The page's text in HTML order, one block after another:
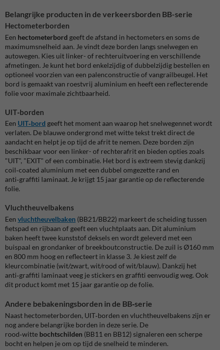
Belangrijke producten in de verkeersborden BB-serie
Hectometerborden
Een hectometerbord geeft de afstand in hectometers en soms de
maximumsnelheid aan. Je vindt deze borden langs snelwegen en
autowegen. Kies uit linker- of rechteruitvoering en verschillende
afmetingen. Je kunt het bord enkelzijdig of dubbelzijdig bestellen en
optioneel voorzien van een palenconstructie of vangrailbeugel. Het
bord is gemaakt van roestvrij aluminium en heeft een reflecterende
folie voor maximale zichtbaarheid.
UIT‑borden
Een UIT‑bord geeft het moment aan waarop het snelwegennet wordt
verlaten. De blauwe ondergrond met witte tekst trekt direct de
aandacht en helpt je op tijd de afrit te nemen. Deze borden zijn
beschikbaar voor een linker- of rechterafrit en bieden opties zoals
"UIT", "EXIT" of een combinatie. Het bord is extreem stevig dankzij
coil‑coated aluminium met een dubbel omgezette rand en
anti‑graffiti laminaat. Je krijgt 15 jaar garantie op de reflecterende
folie.
Vluchtheuvelbakens
Een vluchtheuvelbaken (BB21/BB22) markeert de scheiding tussen
fietspad en rijbaan of geeft een vluchtplaats aan. Dit aluminium
baken heeft twee kunststof deksels en wordt geleverd met een
buispaal en grondanker of breekboutconstructie. De zuil is Ø160 mm
en 800 mm hoog en reflecteert in klasse 3. Je kiest zelf de
kleurcombinatie (wit/zwart, wit/rood of wit/blauw). Dankzij het
anti‑graffiti laminaat veeg je stickers en graffiti eenvoudig weg. Ook
dit product komt met 15 jaar garantie op de folie.
Andere bebakeningsborden in de BB‑serie
Naast hectometerborden, UIT‑borden en vluchtheuvelbakens zijn er
nog andere belangrijke borden in deze serie. De
rood‑witte bochtschilden (BB11 en BB12) signaleren een scherpe
bocht en helpen je om op tijd de snelheid te minderen.